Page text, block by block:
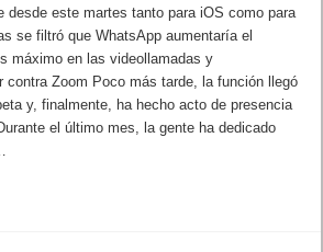
desde este martes tanto para iOS como para
se filtró que WhatsApp aumentaría el
máximo en las videollamadas y
contra Zoom Poco más tarde, la función llegó
y, finalmente, ha hecho acto de presencia
el último mes, la gente ha dedicado